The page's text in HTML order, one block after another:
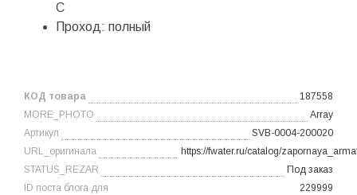
С
Проход: полный
КОД товара
187558
MORE_PHOTO
Array
Артикул
SVB-0004-200020
URL_оригинала
https://fwater.ru/catalog/
STATUS_REZAR
Под заказ
ID поста блога для
229999